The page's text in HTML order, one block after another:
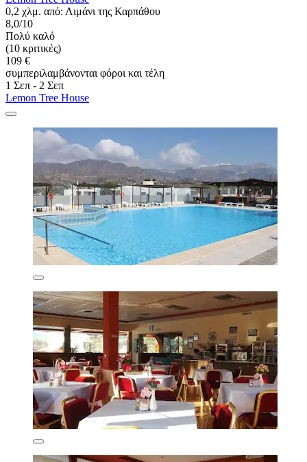
0,2 χλμ. από: Λιμάνι της Καρπάθου
8,0/10
Πολύ καλό
(10 κριτικές)
109 €
συμπεριλαμβάνονται φόροι και τέλη
1 Σεπ - 2 Σεπ
Lemon Tree House